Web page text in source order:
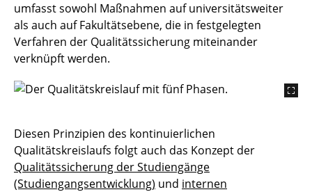
umfasst sowohl Maßnahmen auf universitätsweiter
als auch auf Fakultätsebene, die in festgelegten
Verfahren der Qualitätssicherung miteinander
verknüpft werden.
Diesen Prinzipien des kontinuierlichen
Qualitätskreislaufs folgt auch das Konzept der
Qualitätssicherung der Studiengänge
(Studiengangsentwicklung) und internen